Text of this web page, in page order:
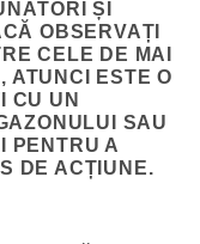
ȘI
OBSERVAȚI
CELE DE MAI
ATUNCI ESTE O
CU UN
SAU
PENTRU A
DE ACȚIUNE.